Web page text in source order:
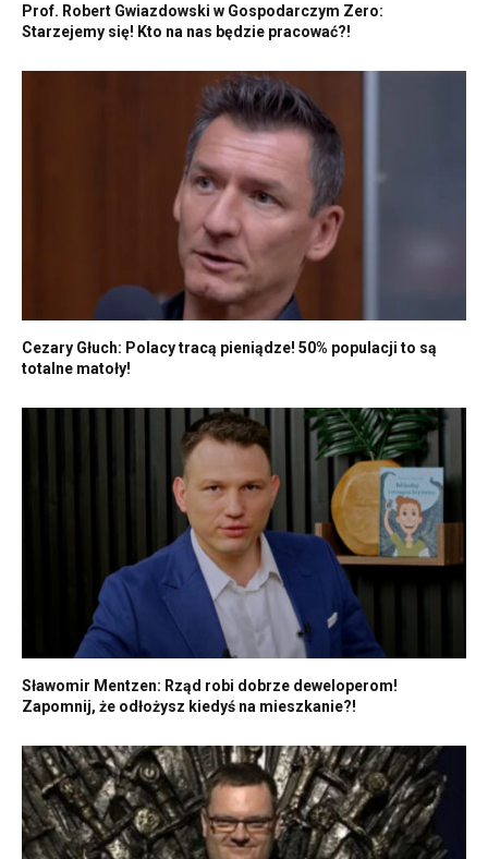
Prof. Robert Gwiazdowski w Gospodarczym Zero:
Starzejemy się! Kto na nas będzie pracować?!
Cezary Głuch: Polacy tracą pieniądze! 50% populacji to są
totalne matoły!
Sławomir Mentzen: Rząd robi dobrze deweloperom!
Zapomnij, że odłożysz kiedyś na mieszkanie?!